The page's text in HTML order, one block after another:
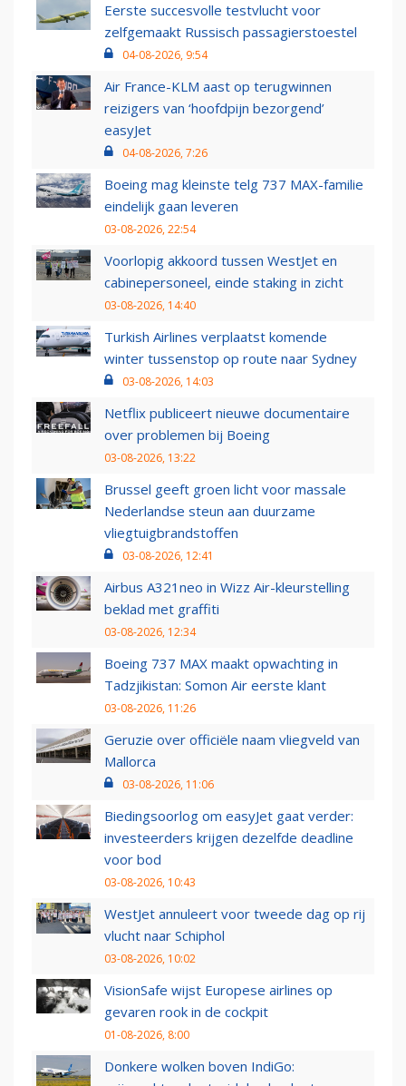
Eerste succesvolle testvlucht voor
zelfgemaakt Russisch passagierstoestel
04-08-2026, 9:54
Air France-KLM aast op terugwinnen
reizigers van ‘hoofdpijn bezorgend’
easyJet
04-08-2026, 7:26
Boeing mag kleinste telg 737 MAX-familie
eindelijk gaan leveren
03-08-2026, 22:54
Voorlopig akkoord tussen WestJet en
cabinepersoneel, einde staking in zicht
03-08-2026, 14:40
Turkish Airlines verplaatst komende
winter tussenstop op route naar Sydney
03-08-2026, 14:03
Netflix publiceert nieuwe documentaire
over problemen bij Boeing
03-08-2026, 13:22
Brussel geeft groen licht voor massale
Nederlandse steun aan duurzame
vliegtuigbrandstoffen
03-08-2026, 12:41
Airbus A321neo in Wizz Air-kleurstelling
beklad met graffiti
03-08-2026, 12:34
Boeing 737 MAX maakt opwachting in
Tadzjikistan: Somon Air eerste klant
03-08-2026, 11:26
Geruzie over officiële naam vliegveld van
Mallorca
03-08-2026, 11:06
Biedingsoorlog om easyJet gaat verder:
investeerders krijgen dezelfde deadline
voor bod
03-08-2026, 10:43
WestJet annuleert voor tweede dag op rij
vlucht naar Schiphol
03-08-2026, 10:02
VisionSafe wijst Europese airlines op
gevaren rook in de cockpit
01-08-2026, 8:00
Donkere wolken boven IndiGo: